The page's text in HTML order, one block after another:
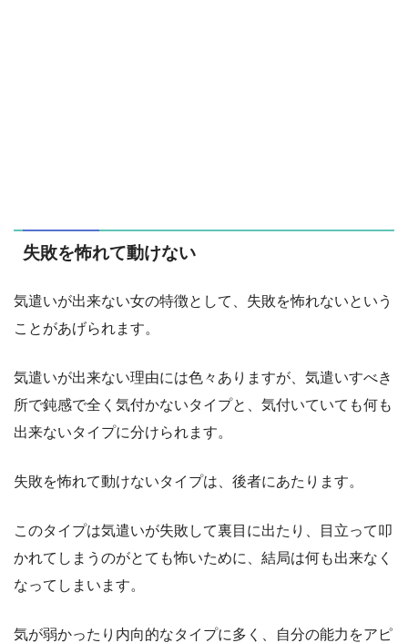
失敗を怖れて動けない
気遣いが出来ない女の特徴として、失敗を怖れないという
ことがあげられます。
気遣いが出来ない理由には色々ありますが、気遣いすべき
所で鈍感で全く気付かないタイプと、気付いていても何も
出来ないタイプに分けられます。
失敗を怖れて動けないタイプは、後者にあたります。
このタイプは気遣いが失敗して裏目に出たり、目立って叩
かれてしまうのがとても怖いために、結局は何も出来なく
なってしまいます。
気が弱かったり内向的なタイプに多く、自分の能力をアピ